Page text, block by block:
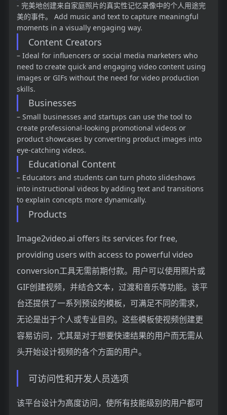
- 完美地创建来自家庭照片的真实性记忆录像中的个人用途完
美的事件。 Add music and text to capture meaningful
moments in a visually engaging way.
Content Creators
– Ideal for influencers or social media marketers who
need to create quick and engaging video content using
images or GIFs without the need for video production
skills.
Businesses
– Small businesses and startups can use the tool to
create professional-looking promotional videos or
product showcases by converting product images into
eye-catching videos.
Educational Content
– Educators and students can turn photo slideshows
into instructional videos by adding text and transitions
to explain concepts more dynamically.
Products
Image2video.ai offers its services for free,
providing users with access to powerful video
conversion工具无需前期付款。用户可以使用照片或
GIF创建视频，并结合文本，过渡和音乐等功能。该平
台还提供了一系列预设的模板，可满足不同的需求，
无论是出于个人或专业目的。这些模板使视频创建更
容易访问，尤其是对于想要快速结果的用户而无需从
头开始设计视频的各个方面的用户。
可访问性和开发人员选项
该平台设计为高度访问，使所有技能级别的用户都可